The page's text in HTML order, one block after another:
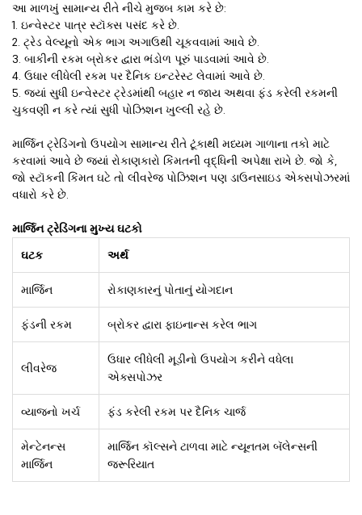
આ માળખું સામાન્ય રીતે નીચે મુજબ કામ કરે છે:
1. ઇન્વેસ્ટર પાત્ર સ્ટૉક્સ પસંદ કરે છે.
2. ટ્રેડ વેલ્યૂનો એક ભાગ અગાઉથી ચૂકવવામાં આવે છે.
3. બાકીની રકમ બ્રોકર દ્વારા ભંડોળ પૂરું પાડવામાં આવે છે.
4. ઉધાર લીધેલી રકમ પર દૈનિક ઇન્ટરેસ્ટ લેવામાં આવે છે.
5. જ્યાં સુધી ઇન્વેસ્ટર ટ્રેડમાંથી બહાર ન જાય અથવા ફંડ કરેલી રકમની
ચુકવણી ન કરે ત્યાં સુધી પોઝિશન ખુલ્લી રહે છે.
માર્જિન ટ્રેડિંગનો ઉપયોગ સામાન્ય રીતે ટૂંકાથી મધ્યમ ગાળાના તકો માટે
કરવામાં આવે છે જ્યાં રોકાણકારો કિંમતની વૃદ્ધિની અપેક્ષા રાખે છે. જો કે,
જો સ્ટૉકની કિંમત ઘટે તો લીવરેજ પોઝિશન પણ ડાઉનસાઇડ એક્સપોઝરમાં
વધારો કરે છે.
માર્જિન ટ્રેડિંગના મુખ્ય ઘટકો
ઘટક અર્થ
માર્જિન રોકાણકારનું પોતાનું યોગદાન
ફંડની રકમ બ્રોકર દ્વારા ફાઇનાન્સ કરેલ ભાગ
લીવરેજ
ઉધાર લીધેલી મૂડીનો ઉપયોગ કરીને વધેલા
એક્સપોઝર
વ્યાજનો ખર્ચ ફંડ કરેલી રકમ પર દૈનિક ચાર્જ
મેન્ટેનન્સ
માર્જિન
માર્જિન કૉલ્સને ટાળવા માટે ન્યૂનતમ બૅલેન્સની
જરૂરિયાત